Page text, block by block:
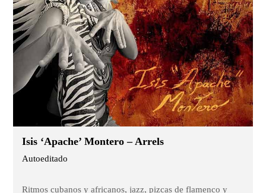
Isis ‘Apache’ Montero – Arrels
Autoeditado
Ritmos cubanos y africanos, jazz, pizcas de flamenco y